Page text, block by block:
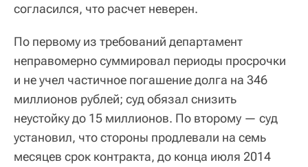
согласился, что расчет неверен.
По первому из требований департамент
неправомерно суммировал периоды просрочки
и не учел частичное погашение долга на 346
миллионов рублей; суд обязал снизить
неустойку до 15 миллионов. По второму — суд
установил, что стороны продлевали на семь
месяцев срок контракта, до конца июля 2014